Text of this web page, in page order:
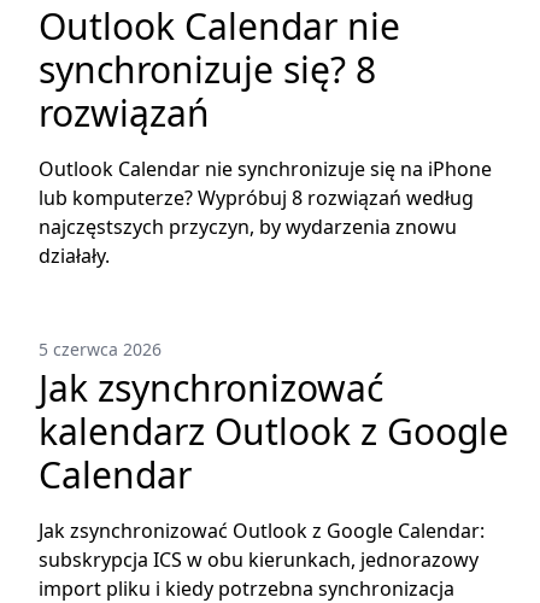
Outlook Calendar nie
synchronizuje się? 8
rozwiązań
Outlook Calendar nie synchronizuje się na iPhone
lub komputerze? Wypróbuj 8 rozwiązań według
najczęstszych przyczyn, by wydarzenia znowu
działały.
5 czerwca 2026
Jak zsynchronizować
kalendarz Outlook z Google
Calendar
Jak zsynchronizować Outlook z Google Calendar:
subskrypcja ICS w obu kierunkach, jednorazowy
import pliku i kiedy potrzebna synchronizacja